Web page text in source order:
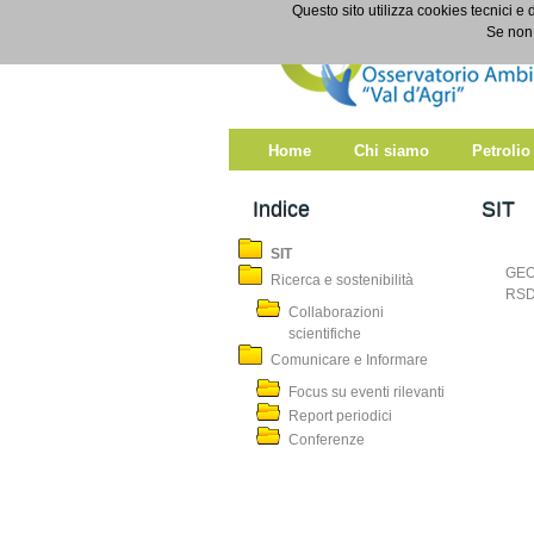
Home Chi siamo
Indice
SIT
Ricerca e sostenibilità
Collaborazioni
scientifiche
Comunicare e Informare
Focus su eventi rilevanti
Report periodici
Conferenze
SIT
Questo sito utilizza cookies tecnici e
Se